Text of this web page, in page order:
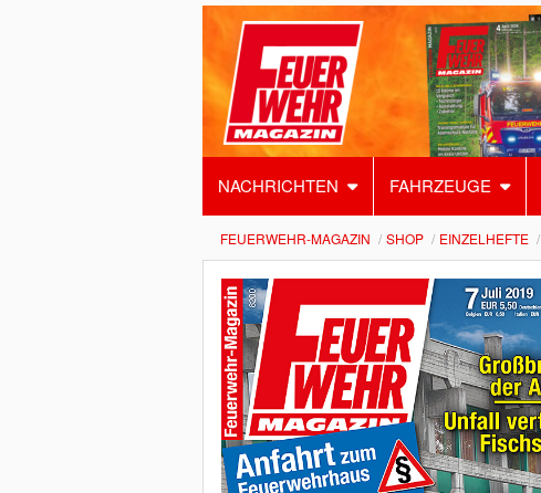
NACHRICHTEN FAHRZEUGE
FEUERWEHR-MAGAZIN SHOP EINZELHEFTE